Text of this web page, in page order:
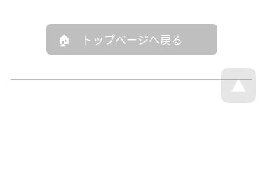
トップページへ戻る